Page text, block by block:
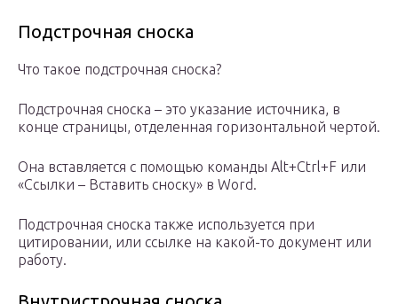
Подстрочная сноска
Что такое подстрочная сноска?
Подстрочная сноска – это указание источника, в
конце страницы, отделенная горизонтальной чертой.
Она вставляется с помощью команды Alt+Ctrl+F или
«Ссылки – Вставить сноску» в Word.
Подстрочная сноска также используется при
цитировании, или ссылке на какой-то документ или
работу.